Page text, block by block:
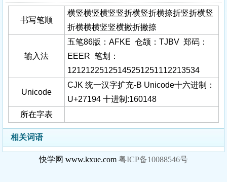
书写笔顺
横竖横竖横竖竖折横竖折横捺折竖折横竖
折横横横竖竖横撇折撇捺
输入法
五笔86版：AFKE 仓颉：TJBV 郑码：
EEER 笔划：
12121225125145251251112213534
Unicode
CJK 统一汉字扩充-B Unicode十六进制：
U+27194 十进制:160148
所在字表
相关词语
快学网 www.kxue.com 粤ICP备10088546号